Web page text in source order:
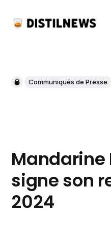
Communiqués de Presse
Mandarine
signe son
2024